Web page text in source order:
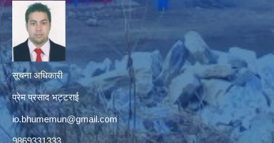
सूचना अधिकारी
प्रेम प्रसाद भट्टराई
io.bhumemun@gmail.com